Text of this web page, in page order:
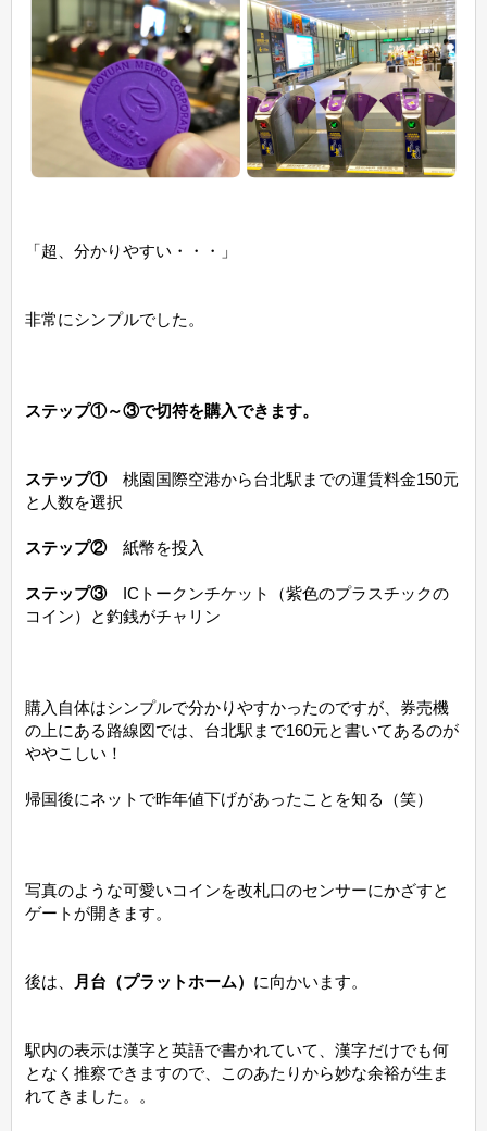
「超、分かりやすい・・・」
非常にシンプルでした。
ステップ①～③で切符を購入できます。
ステップ①桃園国際空港から台北駅までの運賃料金150元
と人数を選択
ステップ②紙幣を投入
ステップ③ICトークンチケット（紫色のプラスチックの
コイン）と釣銭がチャリン
購入自体はシンプルで分かりやすかったのですが、券売機
の上にある路線図では、台北駅まで160元と書いてあるのが
ややこしい！
帰国後にネットで昨年値下げがあったことを知る（笑）
写真のような可愛いコインを改札口のセンサーにかざすと
ゲートが開きます。
後は、 月台（プラットホーム） に向かいます。
駅内の表示は漢字と英語で書かれていて、漢字だけでも何
となく推察できますので、このあたりから妙な余裕が生ま
れてきました。。